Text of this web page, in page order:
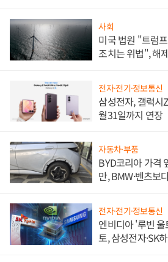
사회
미국 법원 "트럼
조치는 위법", 해
전자·전기·정보통신
삼성전자, 갤럭시
월31일까지 연장
자동차·부품
BYD코리아 가격
만, BMW·벤츠보
전자·전기·정보통신
엔비디아 '루빈
토, 삼성전자·SK